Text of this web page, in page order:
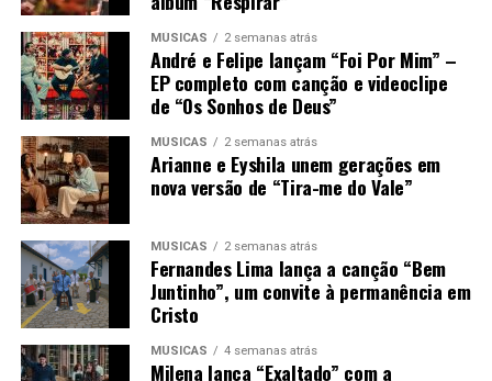
MÚSICAS 2 semanas atrás
André e Felipe lançam “Foi Por Mim” –
EP completo com canção e videoclipe
de “Os Sonhos de Deus”
MÚSICAS 2 semanas atrás
Arianne e Eyshila unem gerações em
nova versão de “Tira-me do Vale”
MÚSICAS 2 semanas atrás
Fernandes Lima lança a canção “Bem
Juntinho”, um convite à permanência em
Cristo
MÚSICAS 4 semanas atrás
Milena lança “Exaltado” com a